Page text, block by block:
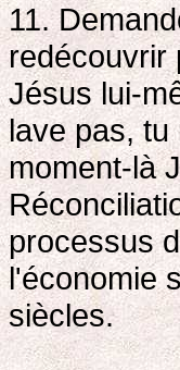
11.
redécouvrir
Jésus lui-
lave pas, tu
moment-là
processus
l'économie
siècles.